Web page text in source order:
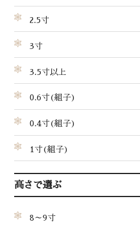
2.5寸
3寸
3.5寸以上
0.6寸(組子)
0.4寸(組子)
1寸(組子)
高さで選ぶ
8～9寸